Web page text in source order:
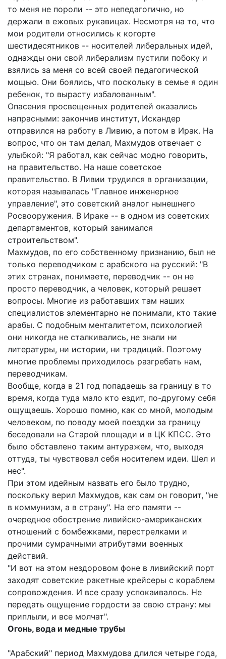
то меня не пороли -- это непедагогично, но
держали в ежовых рукавицах. Несмотря на то, что
мои родители относились к когорте
шестидесятников -- носителей либеральных идей,
однажды они свой либерализм пустили побоку и
взялись за меня со всей своей педагогической
мощью. Они боялись, что поскольку в семье я один
ребенок, то вырасту избалованным".
Опасения просвещенных родителей оказались
напрасными: закончив институт, Искандер
отправился на работу в Ливию, а потом в Ирак. На
вопрос, что он там делал, Махмудов отвечает с
улыбкой: "Я работал, как сейчас модно говорить,
на правительство. На наше советское
правительство. В Ливии трудился в организации,
которая называлась "Главное инженерное
управление", это советский аналог нынешнего
Росвооружения. В Ираке -- в одном из советских
департаментов, который занимался
строительством".
Махмудов, по его собственному признанию, был не
только переводчиком с арабского на русский: "В
этих странах, понимаете, переводчик -- он не
просто переводчик, а человек, который решает
вопросы. Многие из работавших там наших
специалистов элементарно не понимали, кто такие
арабы. С подобным менталитетом, психологией
они никогда не сталкивались, не знали ни
литературы, ни истории, ни традиций. Поэтому
многие проблемы приходилось разгребать нам,
переводчикам.
Вообще, когда в 21 год попадаешь за границу в то
время, когда туда мало кто ездит, по-другому себя
ощущаешь. Хорошо помню, как со мной, молодым
человеком, по поводу моей поездки за границу
беседовали на Старой площади и в ЦК КПСС. Это
было обставлено таким антуражем, что, выходя
оттуда, ты чувствовал себя носителем идеи. Шел и
нес".
При этом идейным назвать его было трудно,
поскольку верил Махмудов, как сам он говорит, "не
в коммунизм, а в страну". На его памяти --
очередное обострение ливийско-американских
отношений с бомбежками, перестрелками и
прочими сумрачными атрибутами военных
действий.
"И вот на этом нездоровом фоне в ливийский порт
заходят советские ракетные крейсеры с кораблем
сопровождения. И все сразу успокаивалось. Не
передать ощущение гордости за свою страну: мы
приплыли, и все молчат".
Огонь, вода и медные трубы
"Арабский" период Махмудова длился четыре года,